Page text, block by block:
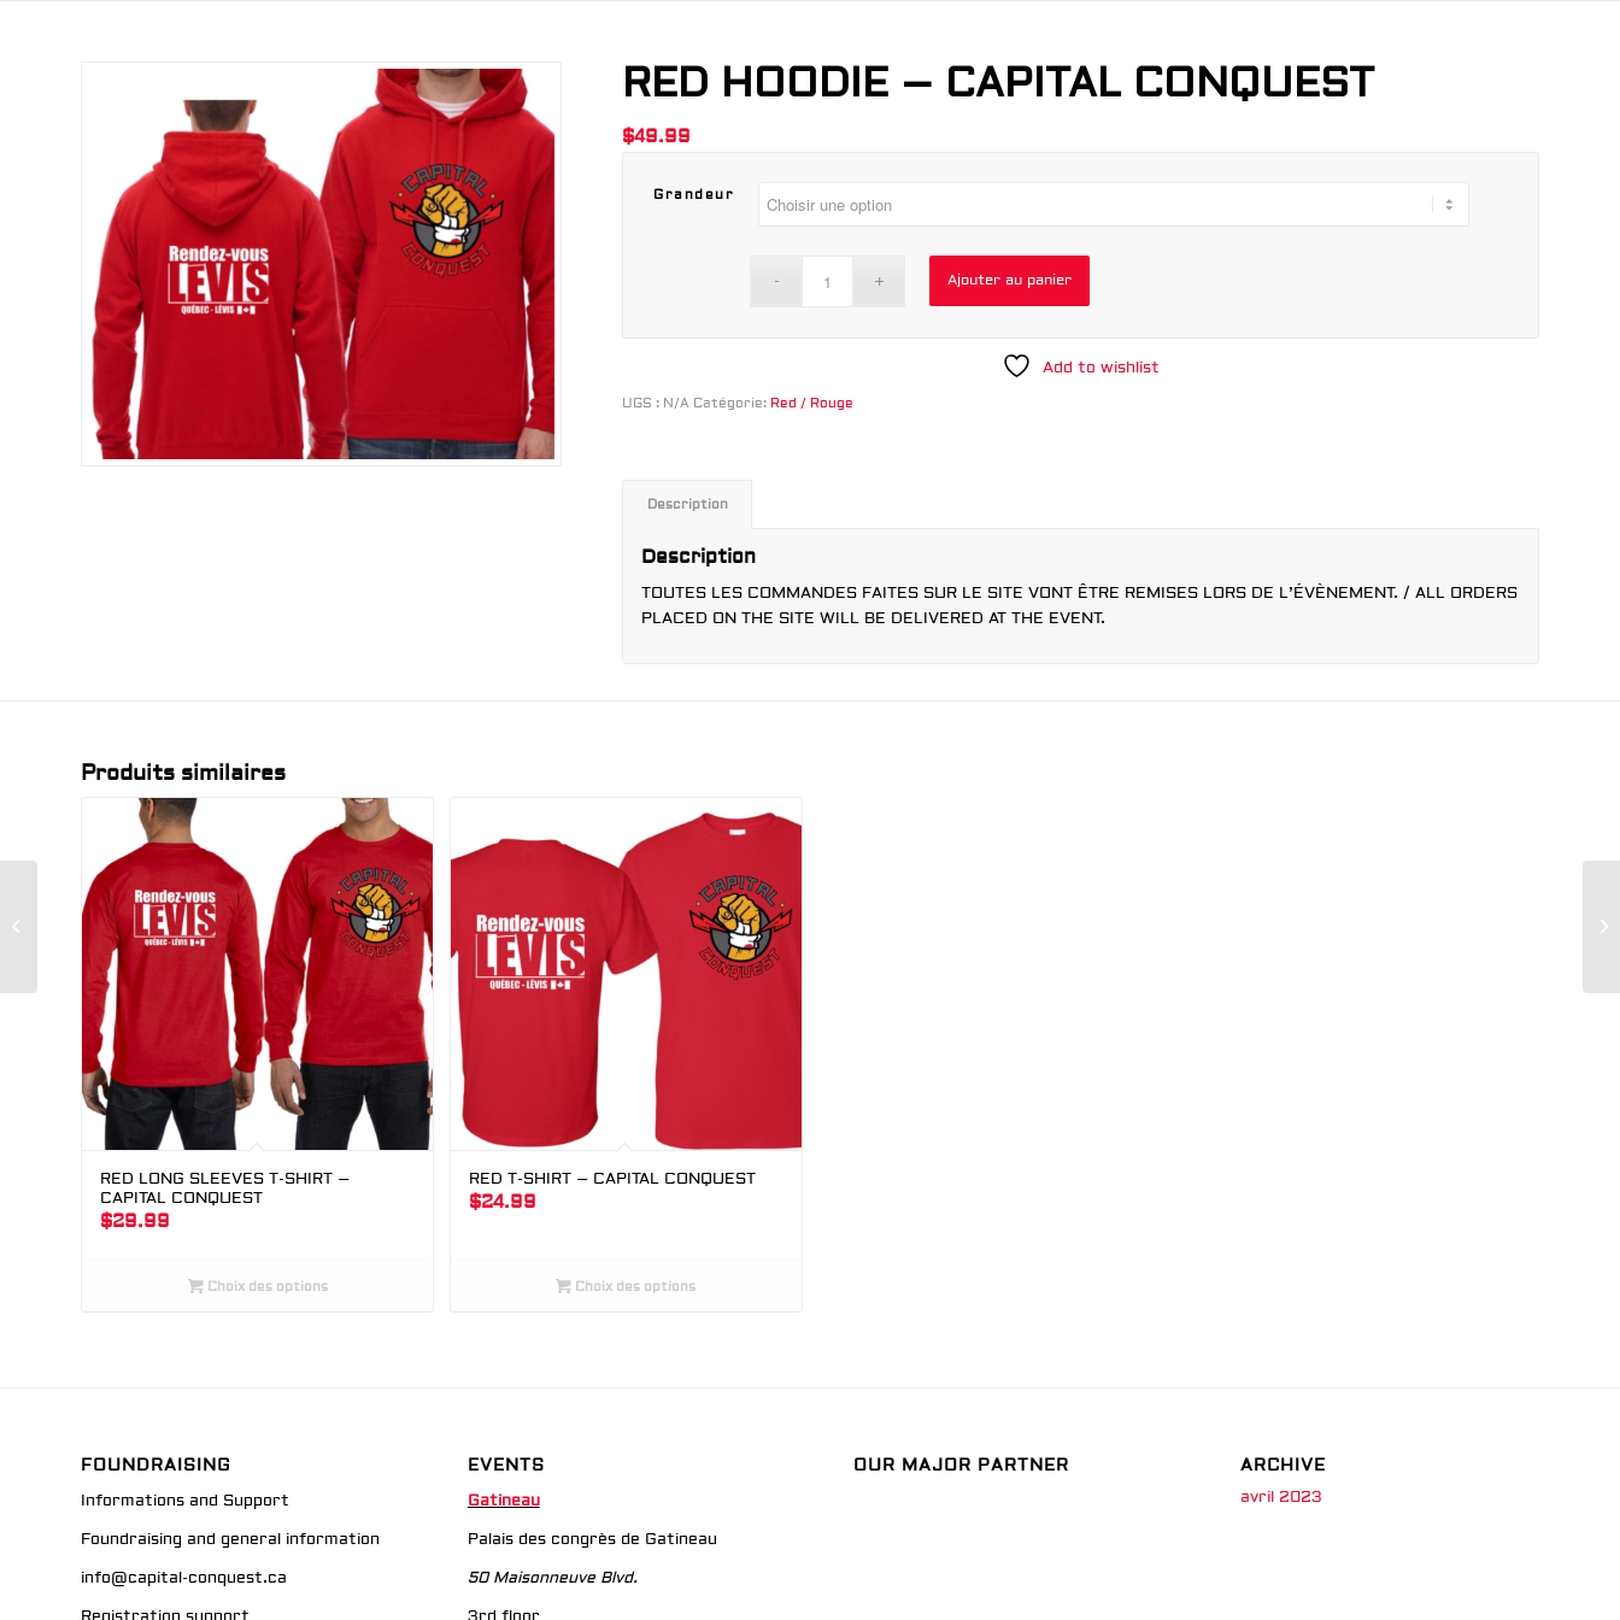
RED HOODIE – CAPITAL CONQUEST
$49.99
Grandeur
Ajouter au panier
Add to wishlist
UGS : N/A Catégorie: Red / Rouge
Description
Description
TOUTES LES COMMANDES FAITES SUR LE SITE VONT ÊTRE REMISES LORS DE L’ÉVÈNEMENT. / ALL ORDERS
PLACED ON THE SITE WILL BE DELIVERED AT THE EVENT.
Produits similaires
RED LONG SLEEVES T-SHIRT –
CAPITAL CONQUEST
$29.99
Choix des options
RED T-SHIRT – CAPITAL CONQUEST
$24.99
Choix des options
FOUNDRAISING
Informations and Support
Foundraising and general information
info@capital-conquest.ca
EVENTS
Gatineau
Palais des congrès de Gatineau
50 Maisonneuve Blvd.
OUR MAJOR PARTNER ARCHIVE
avril 2023
T-SHIRT – CAPITAL
CONQUEST